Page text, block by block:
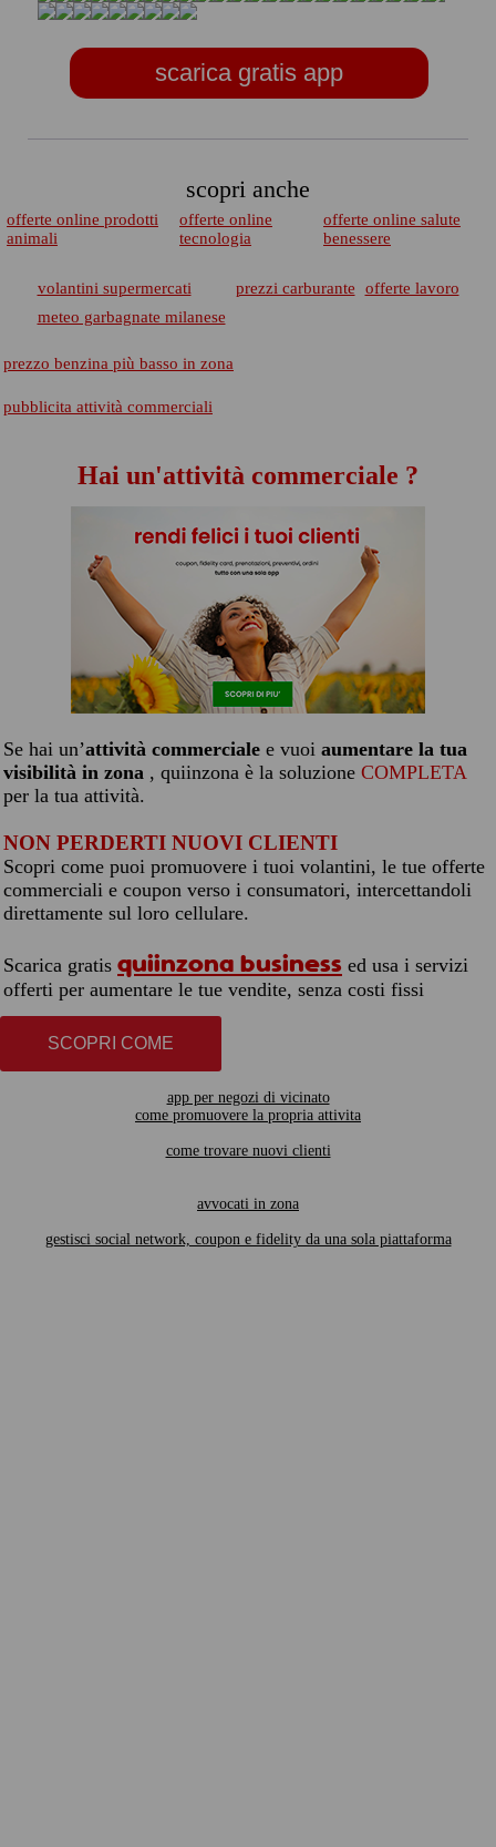
scarica gratis app
scopri anche
offerte online prodotti
animali
offerte online
tecnologia
offerte online salute
benessere
volantini supermercati prezzi carburante
offerte lavoro
meteo garbagnate milanese
prezzo benzina più basso in zona
pubblicita attività commerciali
Hai un'attività commerciale ?
Se hai un’attività commerciale e vuoi aumentare la tua
visibilità in zona , quiinzona è la soluzione COMPLETA
per la tua attività.
NON PERDERTI NUOVI CLIENTI
Scopri come puoi promuovere i tuoi volantini, le tue offerte
commerciali e coupon verso i consumatori, intercettandoli
direttamente sul loro cellulare.
Scarica gratis quiinzona business ed usa i servizi
offerti per aumentare le tue vendite, senza costi fissi
SCOPRI COME
app per negozi di vicinato
come promuovere la propria attivita
come trovare nuovi clienti
avvocati in zona
gestisci social network, coupon e fidelity da una sola piattaforma